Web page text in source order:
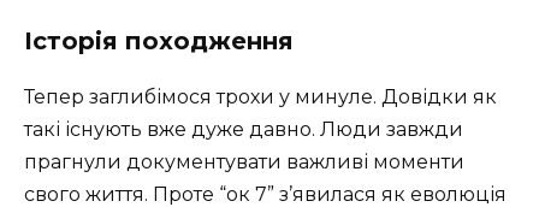
Історія походження
Тепер заглибімося трохи у минуле. Довідки як
такі існують вже дуже давно. Люди завжди
прагнули документувати важливі моменти
свого життя. Проте “ок 7” з’явилася як еволюція